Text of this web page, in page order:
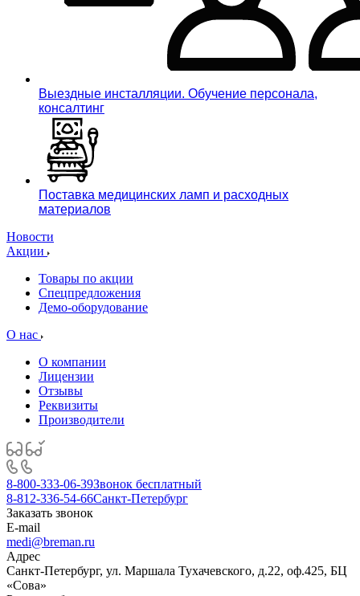
Выездные инсталляции. Обучение персонала,
консалтинг
Поставка медицинских ламп и расходных
материалов
Новости
Акции
Товары по акции
Спецпредложения
Демо-оборудование
О нас
О компании
Лицензии
Отзывы
Реквизиты
Производители
8-800-333-06-39Звонок бесплатный
8-812-336-54-66Санкт-Петербург
Заказать звонок
E-mail
medi@breman.ru
Адрес
Санкт-Петербург, ул. Маршала Тухачевского, д.22, оф.425, БЦ
«Сова»